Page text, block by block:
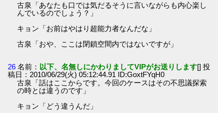
古泉「あなたも口では気だるそうに言いながらも内心楽し
んでいるのでしょう？」
キョン「お前はやはり超能力者なんだな」
古泉「おや、ここは閉鎖空間内ではないですが」
26 名前： 以下、名無しにかわりましてVIPがお送りします[] 投
稿日：2010/06/29(火) 05:12:44.91 ID:GoxtFYqH0
古泉「話はここからです。今回のケースはその不思議探索
の時とは違うのです」
キョン「どう違うんだ」